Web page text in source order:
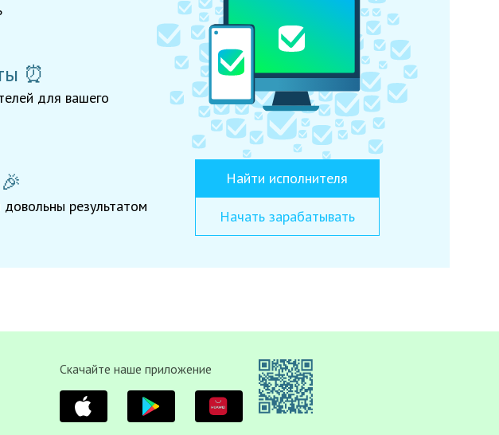
⏰
для вашего
результатом
Найти исполнителя
Начать зарабатывать
Скачайте наше приложение